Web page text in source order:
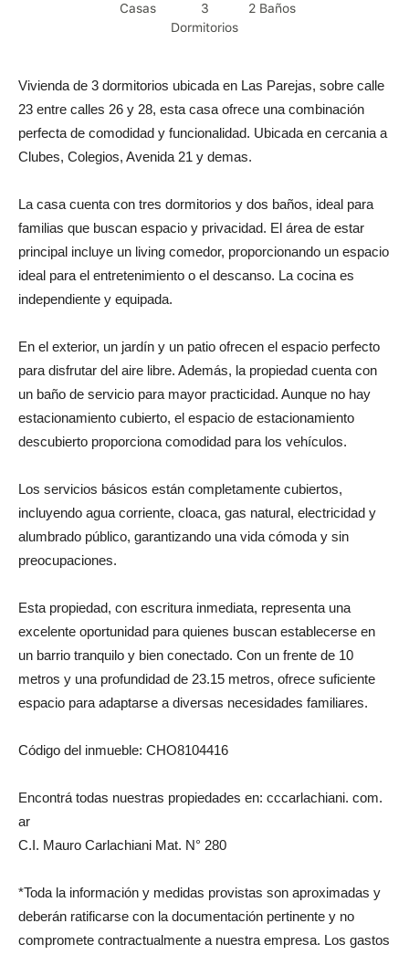
Casas
3
Dormitorios
2 Baños
Vivienda de 3 dormitorios ubicada en Las Parejas, sobre calle
23 entre calles 26 y 28, esta casa ofrece una combinación
perfecta de comodidad y funcionalidad. Ubicada en cercania a
Clubes, Colegios, Avenida 21 y demas.
La casa cuenta con tres dormitorios y dos baños, ideal para
familias que buscan espacio y privacidad. El área de estar
principal incluye un living comedor, proporcionando un espacio
ideal para el entretenimiento o el descanso. La cocina es
independiente y equipada.
En el exterior, un jardín y un patio ofrecen el espacio perfecto
para disfrutar del aire libre. Además, la propiedad cuenta con
un baño de servicio para mayor practicidad. Aunque no hay
estacionamiento cubierto, el espacio de estacionamiento
descubierto proporciona comodidad para los vehículos.
Los servicios básicos están completamente cubiertos,
incluyendo agua corriente, cloaca, gas natural, electricidad y
alumbrado público, garantizando una vida cómoda y sin
preocupaciones.
Esta propiedad, con escritura inmediata, representa una
excelente oportunidad para quienes buscan establecerse en
un barrio tranquilo y bien conectado. Con un frente de 10
metros y una profundidad de 23.15 metros, ofrece suficiente
espacio para adaptarse a diversas necesidades familiares.
Código del inmueble: CHO8104416
Encontrá todas nuestras propiedades en: cccarlachiani. com.
ar
C.I. Mauro Carlachiani Mat. N° 280
*Toda la información y medidas provistas son aproximadas y
deberán ratificarse con la documentación pertinente y no
compromete contractualmente a nuestra empresa. Los gastos